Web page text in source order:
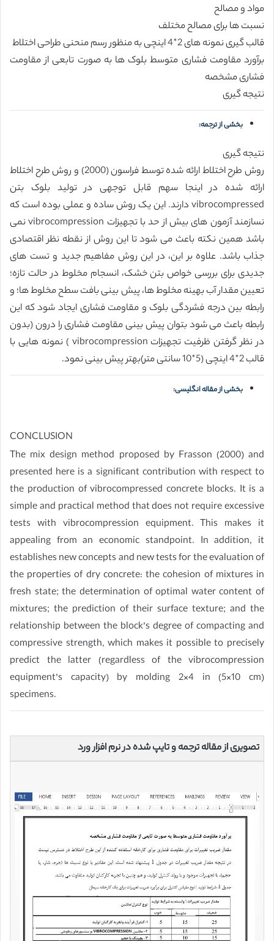
مواد و مصالح
نسبت ها برای مصالح مختلف
قالب گیری نمونه های 2*4 اینچی به منظور رسم منحنی طراحی اختلاط
برآورد مقاومت فشاری متوسط بلوک ها به صورت تابعی از مقاومت
فشاری مشخصه
نتیجه گیری
بخشی از ترجمه:
نتیجه گیری
روش طرح اختلاط ارائه شده توسط فراسون (2000) و روش طرح اختلاط
ارائه شده در اینجا سهم قابل توجهی در تولید بلوک بتن
vibrocompressed دارند. این یک روش ساده و عملی بوده است که
نسازمند آزمون های بیش از حد با تجهیزات vibrocompression نمی
باشد همین نکته باعث می شود تا این روش از نقطه نظر اقتصادی
جذاب باشد. علاوه بر این، در این روش مفاهیم جدید و تست های
جدیدی برای بررسی خواص بتن خشک، انسجام مخلوط در حالت تازه؛
تعیین مقدار آب بهینه مخلوط ها، پیش بینی بافت سطح مخلوط ها؛ و
رابطه بین درجه فشردگی بلوک و مقاومت فشاری ایجاد شود که این
رابطه باعث می شود بتوان پیش بینی مقاومت فشاری را درون (بدون
در نظر گرفتن ظرفیت تجهیزات vibrocompression ) نمونه هایی با
قالب 2*4 اینچی (5*10 سانتی متر)بهتر پیش بینی نمود.
بخشی از مقاله انگلیسی:
CONCLUSION
The mix design method proposed by Frasson (2000) and
presented here is a significant contribution with respect to
the production of vibrocompressed concrete blocks. It is a
simple and practical method that does not require excessive
tests with vibrocompression equipment. This makes it
appealing from an economic standpoint. In addition, it
establishes new concepts and new tests for the evaluation of
the properties of dry concrete: the cohesion of mixtures in
fresh state; the determination of optimal water content of
mixtures; the prediction of their surface texture; and the
relationship between the block’s degree of compacting and
compressive strength, which makes it possible to precisely
predict the latter (regardless of the vibrocompression
equipment’s capacity) by molding 2×4 in (5×10 cm)
specimens.
تصویری از مقاله ترجمه و تایپ شده در نرم افزار ورد